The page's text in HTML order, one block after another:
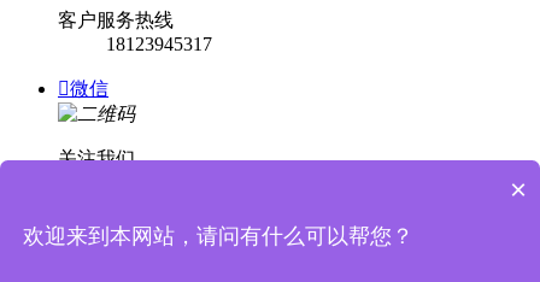
客户服务热线
18123945317
微信
关注我们

×
欢迎来到本网站，请问有什么可以帮您？